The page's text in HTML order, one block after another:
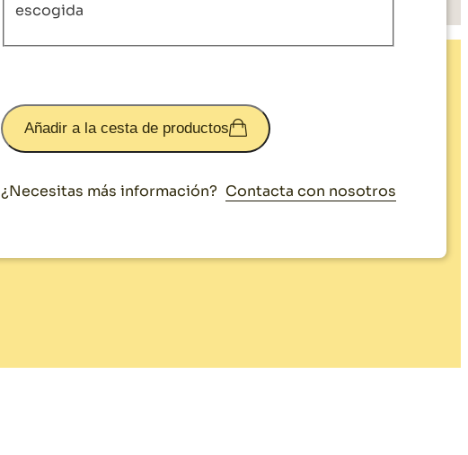
escogida
Añadir a la cesta de productos
¿Necesitas más información? Contacta con nosotros